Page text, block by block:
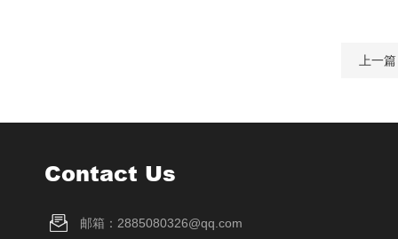
上一
Contact Us
邮箱：2885080326@qq.com